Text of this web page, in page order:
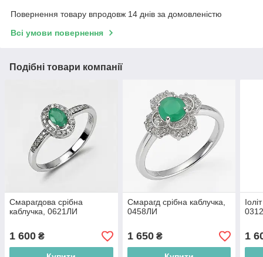
Повернення товару впродовж 14 днів за домовленістю
Всі умови повернення
Подібні товари компанії
Смарагдова срібна
каблучка, 0621ЛИ
1 600 ₴
Смарагд срібна каблучка,
0458ЛИ
1 650₴ 1